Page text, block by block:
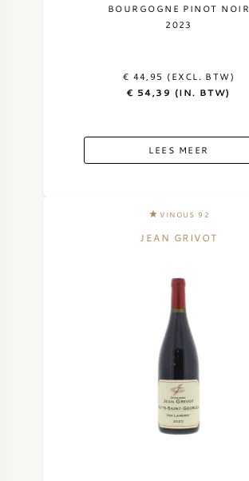
BOURGOGNE PINOT NOIR
2023
€ 44,95 (EXCL. BTW)
€ 54,39 (IN. BTW)
LEES MEER
VINOUS 92
JEAN GRIVOT